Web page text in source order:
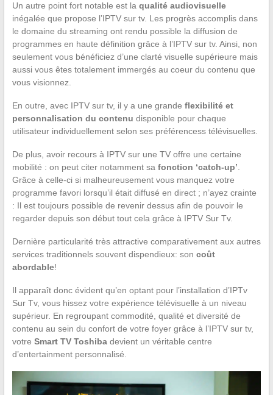
Un autre point fort notable est la qualité audiovisuelle
inégalée que propose l’IPTV sur tv. Les progrès accomplis dans
le domaine du streaming ont rendu possible la diffusion de
programmes en haute définition grâce à l’IPTV sur tv. Ainsi, non
seulement vous bénéficiez d’une clarté visuelle supérieure mais
aussi vous êtes totalement immergés au coeur du contenu que
vous visionnez.
En outre, avec IPTV sur tv, il y a une grande flexibilité et
personnalisation du contenu disponible pour chaque
utilisateur individuellement selon ses préférencess télévisuelles.
De plus, avoir recours à IPTV sur une TV offre une certaine
mobilité : on peut citer notamment sa fonction ‘catch-up’.
Grâce à celle-ci si malheureusement vous manquez votre
programme favori lorsqu’il était diffusé en direct ; n’ayez crainte
: Il est toujours possible de revenir dessus afin de pouvoir le
regarder depuis son début tout cela grâce à IPTV Sur Tv.
Dernière particularité très attractive comparativement aux autres
services traditionnels souvent dispendieux: son coût
abordable!
Il apparaît donc évident qu’en optant pour l’installation d’IPTv
Sur Tv, vous hissez votre expérience télévisuelle à un niveau
supérieur. En regroupant commodité, qualité et diversité de
contenu au sein du confort de votre foyer grâce à l’IPTV sur tv,
votre Smart TV Toshibadevient un véritable centre
d’entertainment personnalisé.